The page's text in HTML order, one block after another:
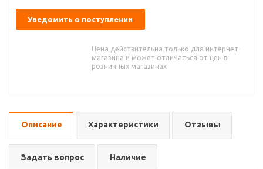
Уведомить о поступлении
Цена действительна только для интернет-
магазина и может отличаться от цен в
розничных магазинах
Описание Характеристики Отзывы
Задать вопрос Наличие